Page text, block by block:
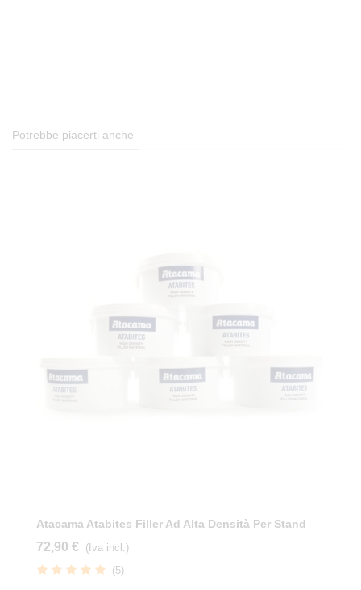
Potrebbe piacerti anche
Atacama Atabites Filler Ad Alta Densità Per Stand
72,90 €
(Iva incl.)
(5)